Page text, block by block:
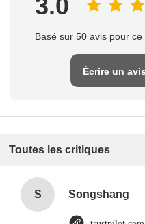
3.0
Basé sur 50 avis pour
Écrire un avis
Toutes les critiques
S Songshang